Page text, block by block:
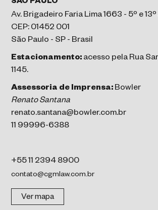
SÃO PAULO
Av. Brigadeiro Faria Lima 1663 - 5º e
CEP: 01452 001
São Paulo - SP - Brasil
Estacionamento: acesso pela Rua
1145.
Assessoria de Imprensa: Bowler
Renato Santana
renato.santana@bowler.com.br
11 99996-6388
+55 11 2394 8900
contato@cgmlaw.com.br
Ver mapa